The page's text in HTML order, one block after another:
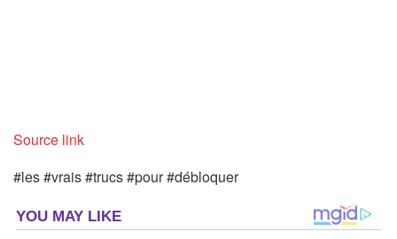
Source link
#les #vrais #trucs #pour #débloquer